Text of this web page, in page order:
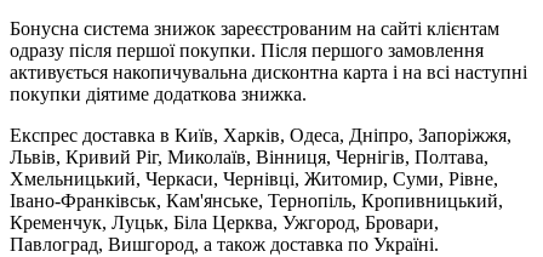
Бонусна система знижок зареєстрованим на сайті клієнтам
одразу після першої покупки. Після першого замовлення
активується накопичувальна дисконтна карта і на всі наступні
покупки діятиме додаткова знижка.
Експрес доставка в Київ, Харків, Одеса, Дніпро, Запоріжжя,
Львів, Кривий Ріг, Миколаїв, Вінниця, Чернігів, Полтава,
Хмельницький, Черкаси, Чернівці, Житомир, Суми, Рівне,
Івано-Франківськ, Кам'янське, Тернопіль, Кропивницький,
Кременчук, Луцьк, Біла Церква, Ужгород, Бровари,
Павлоград, Вишгород, а також доставка по Україні.